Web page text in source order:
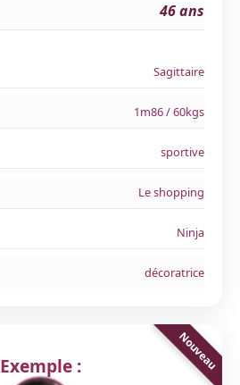
46 ans
Sagittaire
1m86 / 60kgs
sportive
Le shopping
Ninja
décoratrice
Exemple :